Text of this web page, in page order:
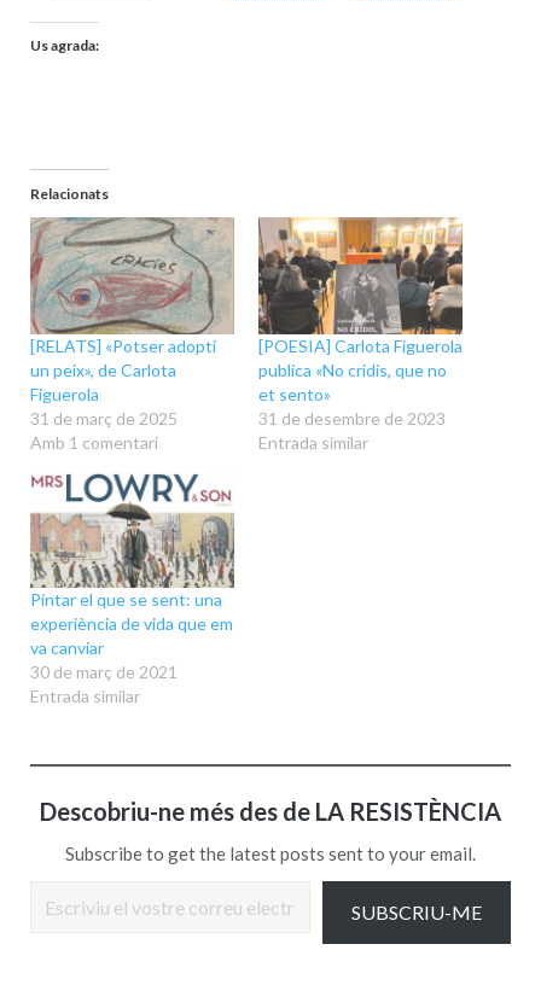
Us agrada:
Relacionats
[RELATS] «Potser adopti
un peix», de Carlota
Figuerola
31 de març de 2025
Amb 1 comentari
[POESIA] Carlota Figuerola
publica «No cridis, que no
et sento»
31 de desembre de 2023
Entrada similar
Pintar el que se sent: una
experiència de vida que em
va canviar
30 de març de 2021
Entrada similar
Descobriu-ne més des de LA RESISTÈNCIA
Subscribe to get the latest posts sent to your email.
SUBSCRIU-ME